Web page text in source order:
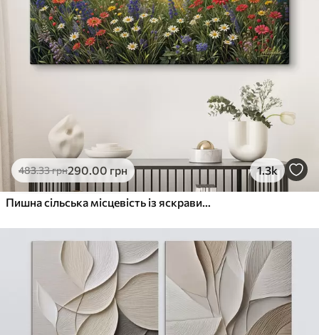
483.33грн290.00 грн 1.3k
Пишна сільська місцевість із яскравим лугом диких квітів, наповненим різнокольоровими квітами під хмарним небом